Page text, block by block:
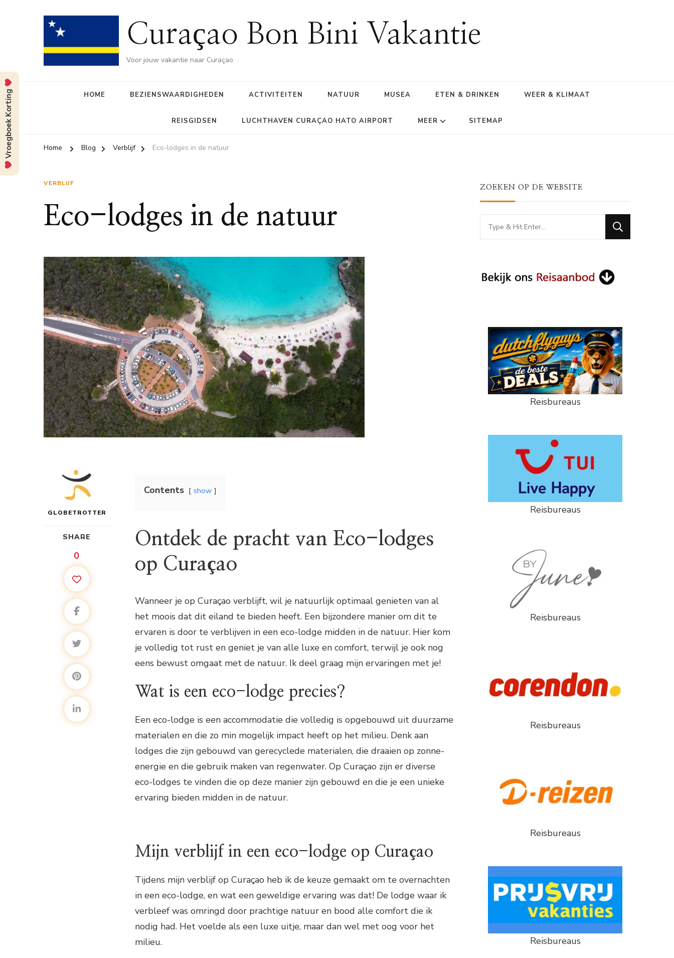
Curaçao Bon Bini Vakantie
Voor jouw vakantie naar Curaçao
HOME BEZIENSWAARDIGHEDEN ACTIVITEITEN NATUUR MUSEA ETEN & DRINKEN WEER & KLIMAAT
REISGIDSEN LUCHTHAVEN CURAÇAO HATO AIRPORT MEER SITEMAP
Home Blog Verblijf Eco-lodges in de natuur
VERBLIJF
Eco-lodges in de natuur
GLOBETROTTER
SHARE
0
Contents show
Ontdek de pracht van Eco-lodges
op Curaçao
Wanneer je op Curaçao verblijft, wil je natuurlijk optimaal genieten van al
het moois dat dit eiland te bieden heeft. Een bijzondere manier om dit te
ervaren is door te verblijven in een eco-lodge midden in de natuur. Hier kom
je volledig tot rust en geniet je van alle luxe en comfort, terwijl je ook nog
eens bewust omgaat met de natuur. Ik deel graag mijn ervaringen met je!
Wat is een eco-lodge precies?
Een eco-lodge is een accommodatie die volledig is opgebouwd uit duurzame
materialen en die zo min mogelijk impact heeft op het milieu. Denk aan
lodges die zijn gebouwd van gerecyclede materialen, die draaien op zonne-
energie en die gebruik maken van regenwater. Op Curaçao zijn er diverse
eco-lodges te vinden die op deze manier zijn gebouwd en die je een unieke
ervaring bieden midden in de natuur.
Mijn verblijf in een eco-lodge op Curaçao
Tijdens mijn verblijf op Curaçao heb ik de keuze gemaakt om te overnachten
in een eco-lodge, en wat een geweldige ervaring was dat! De lodge waar ik
verbleef was omringd door prachtige natuur en bood alle comfort die ik
nodig had. Het voelde als een luxe uitje, maar dan wel met oog voor het
milieu.
ZOEKEN OP DE WEBSITE
Looking
for
Reisbureaus
Reisbureaus
Reisbureaus
Reisbureaus
Reisbureaus
Reisbureaus
Vroegboek Korting